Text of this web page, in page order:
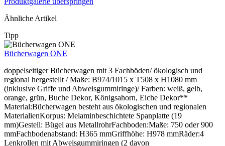
Ähnliche Artikel
Tipp
Bücherwagen ONE
doppelseitiger Bücherwagen mit 3 Fachböden/ ökologisch und
regional hergestellt / Maße: B974/1015 x T508 x H1080 mm
(inklusive Griffe und Abweisgummiringe)/ Farben: weiß, gelb,
orange, grün, Buche Dekor, Königsahorn, Eiche Dekor**
Material:Bücherwagen besteht aus ökologischen und regionalen
MaterialienKorpus: Melaminbeschichtete Spanplatte (19
mm)Gestell: Bügel aus MetallrohrFachboden:Maße: 750 oder 900
mmFachbodenabstand: H365 mmGriffhöhe: H978 mmRäder:4
Lenkrollen mit Abweisgummiringen (2 davon